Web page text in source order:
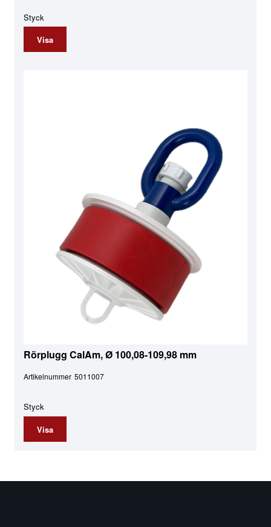
Styck
Visa
Rörplugg CalAm, Ø 100,08-109,98 mm
Artikelnummer 5011007
Styck
Visa